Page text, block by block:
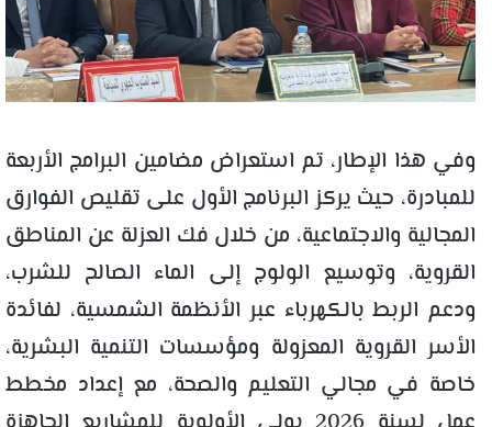
وفي هذا الإطار، تم استعراض مضامين البرامج الأربعة
للمبادرة، حيث يركز البرنامج الأول على تقليص الفوارق
المجالية والاجتماعية، من خلال فك العزلة عن المناطق
القروية، وتوسيع الولوج إلى الماء الصالح للشرب،
ودعم الربط بالكهرباء عبر الأنظمة الشمسية، لفائدة
الأسر القروية المعزولة ومؤسسات التنمية البشرية،
خاصة في مجالي التعليم والصحة، مع إعداد مخطط